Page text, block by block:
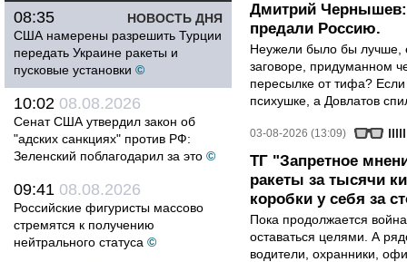
НОВОСТЬ ДНЯ
08:35
США намерены разрешить Турции
передать Украине ракеты и
пусковые установки ©
10:02 08.08.2026
Сенат США утвердил закон об
"адских санкциях" против РФ:
Зеленский поблагодарил за это ©
09:41 08.08.2026
Российские фигуристы массово
стремятся к получению
нейтрального статуса ©
Дмитрий Чернышев:
предали Россию.
Неужели было бы лучше,
заговоре, придуманном
пересылке от тифа?
психушке, а Довлатов
03-08-2026 (13:09)
ТГ "Запретное
ракеты за тысячи
коробки у себя за
Пока продолжается
оставаться целями. А
водители, охранники,